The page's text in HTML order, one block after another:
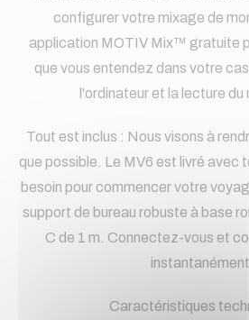
configurer votre mixage de
application MOTIV Mix™ gratuite
que vous entendez dans votre
l'ordinateur et la lecture du
Tout est inclus : Nous visons à
que possible. Le MV6 est livré avec
besoin pour commencer votre
support de bureau robuste à base
C de 1 m. Connectez-vous et
instantanément.
Caractéristiques